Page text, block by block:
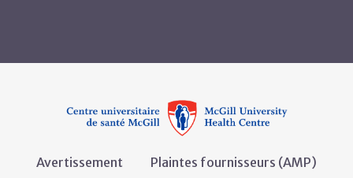
Avertissement Plaintes fournisseurs (AMP)